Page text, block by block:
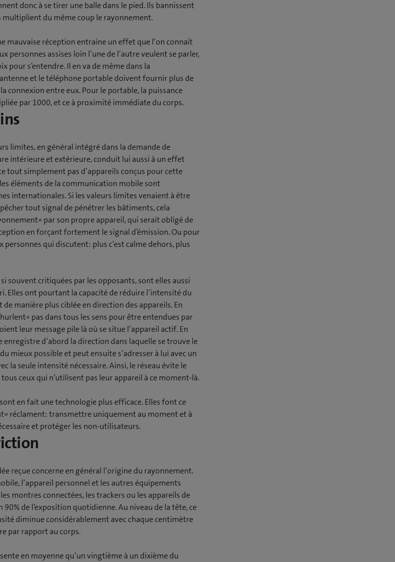
donc à se tirer une balle dans le pied. Ils bannissent
multiplient du même coup le rayonnement.
mauvaise réception entraîne un effet que l’on connaît
personnes assises loin l’une de l’autre veulent se parler,
pour s’entendre. Il en va de même dans la
et le téléphone portable doivent fournir plus de
connexion entre eux. Pour le portable, la puissance
par 1000, et ce à proximité immédiate du corps.
limites, en général intégré dans la demande de
intérieure et extérieure, conduit lui aussi à un effet
tout simplement pas d’appareils conçus pour cette
les éléments de la communication mobile sont
internationales. Si les valeurs limites venaient à être
tout signal de pénétrer les bâtiments, cela
par son propre appareil, qui serait obligé de
en forçant fortement le signal d’émission. Ou pour
personnes qui discutent: plus c’est calme dehors, plus
souvent critiquées par les opposants, sont elles aussi
Elles ont pourtant la capacité de réduire l’intensité du
manière plus ciblée en direction des appareils. En
pas dans tous les sens pour être entendues par
leur message pile là où se situe l’appareil actif. En
d’abord la direction dans laquelle se trouve le
mieux possible et peut ensuite s’adresser à lui avec un
la seule intensité nécessaire. Ainsi, le réseau évite le
ceux qui n’utilisent pas leur appareil à ce moment-là.
en fait une technologie plus efficace. Elles font ce
réclament: transmettre uniquement au moment et à
et protéger les non-utilisateurs.
reçue concerne en général l’origine du rayonnement.
l’appareil personnel et les autres équipements
montres connectées, les trackers ou les appareils de
de l’exposition quotidienne. Au niveau de la tête, ce
diminue considérablement avec chaque centimètre
par rapport au corps.
en moyenne qu’un vingtième à un dixième du